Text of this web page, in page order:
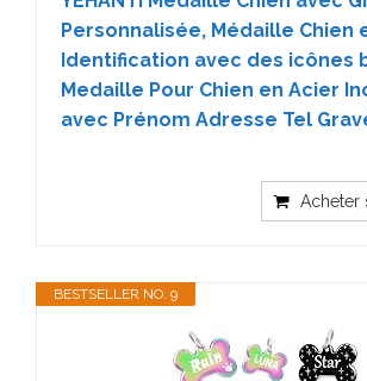
Personnalisée, Médaille Chien
Identification avec des icônes
Medaille Pour Chien en Acier
avec Prénom Adresse Tel
Acheter
BESTSELLER NO. 9